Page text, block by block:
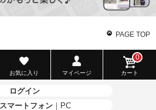
PAGE TOP
お気に入り マイページ カート
0
ログイン
スマートフォン ｜ PC